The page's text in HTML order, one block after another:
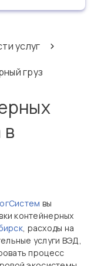
услуг
груз
вы
контейнерных
, расходы на
услуги ВЭД,
процесс